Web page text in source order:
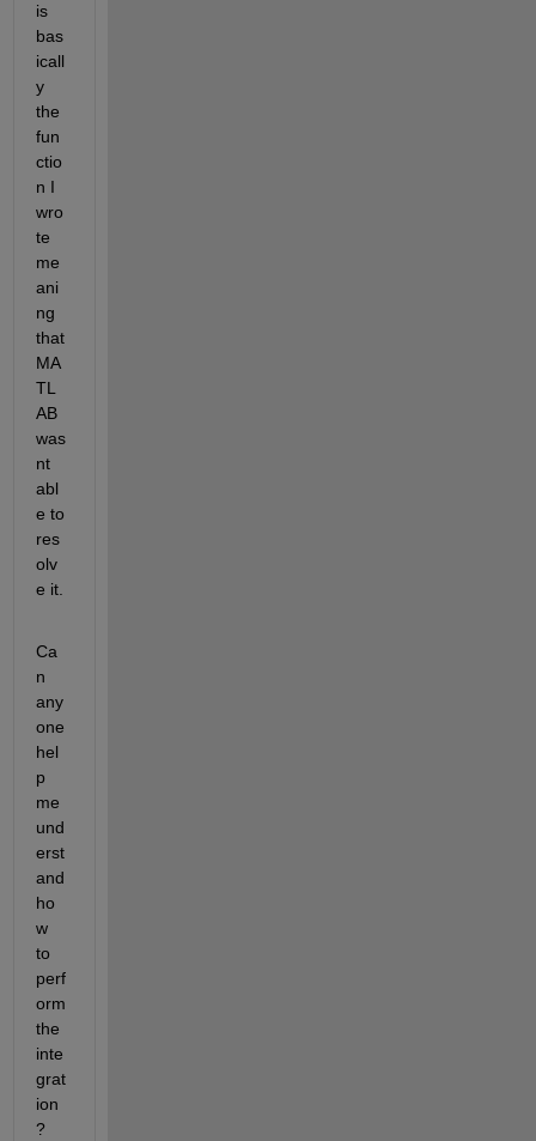
is
bas
icall
y
the
fun
ctio
n I
wro
te
me
ani
ng
that
MA
TL
AB
was
nt
abl
e to
res
olv
e it.
Ca
n
any
one
hel
p
me
und
erst
and
ho
w
to
perf
orm
the
inte
grat
ion
?